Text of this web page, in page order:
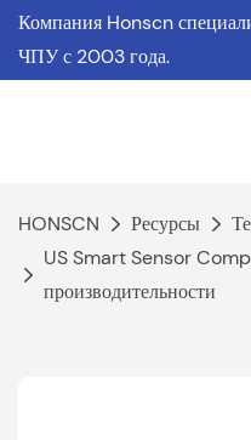
Компания Honscn
ЧПУс 2003 года.
HONSCN Ресурсы
US Smart Sensor
производительности